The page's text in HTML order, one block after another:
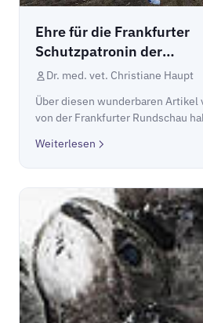
Ehre für die Frankfurter
Schutzpatronin der
Mauersegler
Dr. med. vet. Christiane Haupt
Über diesen wunderbaren Artikel
von der Frankfurter Rundschau
Schutzpatronin der Mauersegler
Weiterlesen